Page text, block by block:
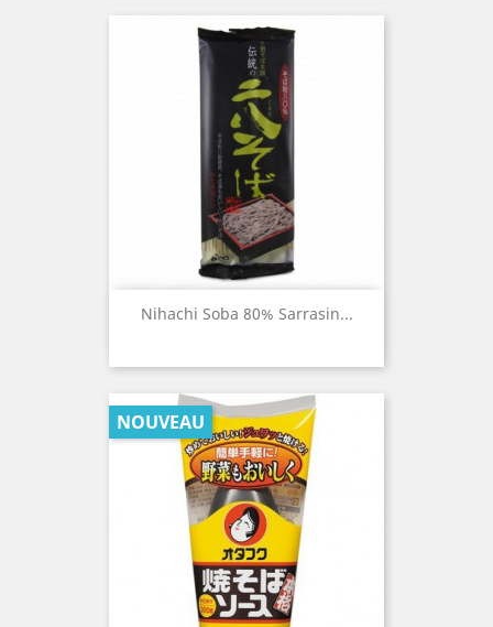
Nihachi Soba 80% Sarrasin...
NOUVEAU